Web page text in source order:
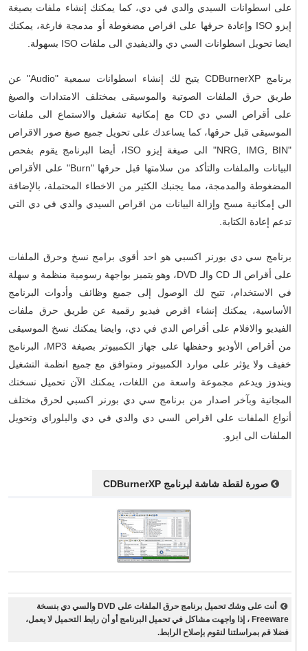
على اسطوانات السيدي والدي في دي، كما يمكنك إنشاء ملفات بصيغة
إيزو ISO وإعادة حرقها على اقراص مضغوطة أو مدمجة فارغة، يمكنك
ايضا تحويل اسطوانات السي دي والديفيدي الى ملفات ISO بسهولة.
برنامج CDBurnerXP يتيح لك إنشاء اسطوانات سمعية "Audio" عن
طريق حرق الملفات الصوتية والموسيقى بمختلف الامتدادات والصيغ
على أقراص السي دي CD مع إمكانية تشغيل والاستماع الى ملفات
الموسيقى قبل حرقها، كما يساعدك على تحويل جميع صيغ صور الاقراص
"NRG, IMG, BIN" الى صيغة إيزو ISO، أيضا البرنامج يقوم بفحص
البيانات والملفات والتأكد من سلامتها قبل حرقها "Burn" على الأقراص
المضغوطة والمدمجة، مما يجنبك الكثير من الاخطاء المحتملة، بالإضافة
الى إمكانية مسح وإزالة البيانات من اقراص السيدي والدي في دي التي
تدعم إعادة الكتابة.
برنامج سي دي بورنر اكسبي هو احد أقوى برامج نسخ وحرق الملفات
على أقراص الـ CD والـ DVD، وهو يتميز بواجهة رسومية منظمة و سهلة
في الاستخدام، تتيح لك الوصول إلى جميع وظائف وأدوات البرنامج
الأساسية، يمكنك إنشاء اقرص فيديو رقمية عن طريق حرق ملفات
الفيديو والافلام على أقراص الدي في دي، وايضا يمكنك نسخ الموسيقى
من أقراص الأوديو وحفظها على جهاز الكمبيوتر بصيغة MP3، البرنامج
خفيف ولا يؤثر على موارد الكمبيوتر ومتوافق مع جميع انظمة التشغيل
ويندوز ويدعم مجموعة واسعة من اللغات، يمكنك الآن تحميل نسختك
المجانية وبآخر اصدار من برنامج سي دي بورنر اكسبي لحرق مختلف
أنواع الملفات على اقراص السي دي والدي في دي والبلوراي وتحويل
الملفات الى ايزو.
صورة لقطة شاشة لبرنامج CDBurnerXP
أنت على وشك تحميل برنامج حرق الملفات على DVD والسي دي بنسخة
Freeware ، إذا واجهت مشاكل في تحميل البرنامج أو أن رابط التحميل لا يعمل،
فضلا قم بمراسلتنا لنقوم بإصلاح الرابط.